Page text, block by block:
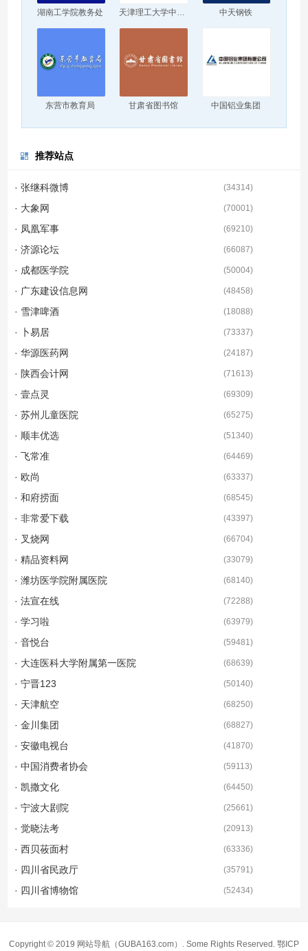
湖南工学院教务处 天津理工大学中环信息学院 中天钢铁
东营市教育局 甘肃省图书馆 中国铝业集团
推荐站点
· 张继科微博 (34314)
· 大象网 (70001)
· 凤凰军事 (69210)
· 济源论坛 (66087)
· 成都医学院 (50004)
· 广东建设信息网 (48458)
· 雪津啤酒 (18088)
· 卜易居 (73337)
· 华源医药网 (24187)
· 陕西会计网 (71613)
· 壹点灵 (69309)
· 苏州儿童医院 (65275)
· 顺丰优选 (51340)
· 飞常准 (64469)
· 欧尚 (63337)
· 和府捞面 (68545)
· 非常爱下载 (43397)
· 叉烧网 (66704)
· 精品资料网 (33079)
· 潍坊医学院附属医院 (68140)
· 法宣在线 (72288)
· 学习啦 (63979)
· 音悦台 (59481)
· 大连医科大学附属第一医院 (68639)
· 宁晋123 (50140)
· 天津航空 (68250)
· 金川集团 (68827)
· 安徽电视台 (41870)
· 中国消费者协会 (59113)
· 凯撒文化 (64450)
· 宁波大剧院 (25661)
· 觉晓法考 (20913)
· 西贝莜面村 (63336)
· 四川省民政厅 (35791)
· 四川省博物馆 (52434)
Copyright © 2019 网站导航 （GUBA163.com）. Some Rights Reserved. 鄂ICP